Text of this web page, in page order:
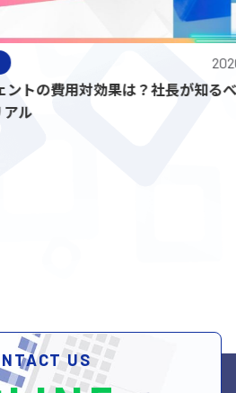
費用対効果は？社長が知るべきコ
US